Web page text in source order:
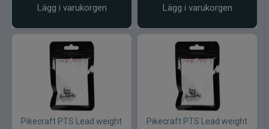
Lägg i varukorgen Lägg i varukorgen
Pikecraft PTS Lead weight
Pikecraft PTS Lead weight